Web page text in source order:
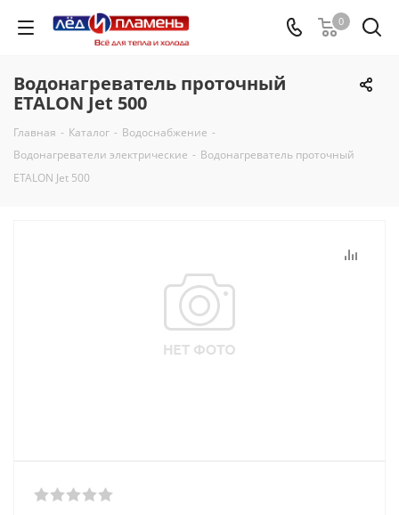
0
Водонагреватель проточный
ETALON Jet 500
Главная - Каталог - Водоснабжение -
Водонагреватели электрические - Водонагреватель проточный
ETALON Jet 500